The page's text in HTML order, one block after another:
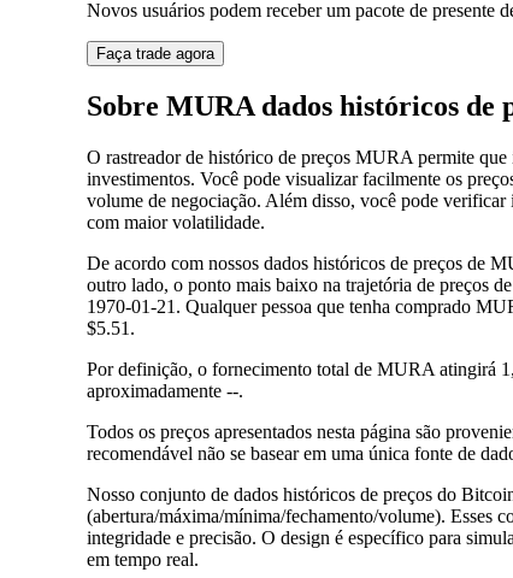
Novos usuários podem receber um pacote de presente
Faça trade agora
Sobre MURA dados históricos de
O rastreador de histórico de preços MURA permite
investimentos. Você pode visualizar facilmente os
volume de negociação. Além disso, você pode
com maior volatilidade.
De acordo com nossos dados históricos de preços de
outro lado, o ponto mais baixo na trajetória de preços
1970-01-21. Qualquer pessoa que tenha comprado
$5.51.
Por definição, o fornecimento total de MURA atingirá
aproximadamente --.
Todos os preços apresentados nesta página são
recomendável não se basear em uma única fonte de
Nosso conjunto de dados históricos de preços do
(abertura/máxima/mínima/fechamento/volume). Esses
integridade e precisão. O design é específico para
em tempo real.